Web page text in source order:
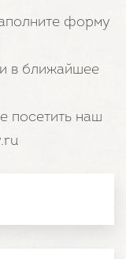
форму
в ближайшее
посетить наш